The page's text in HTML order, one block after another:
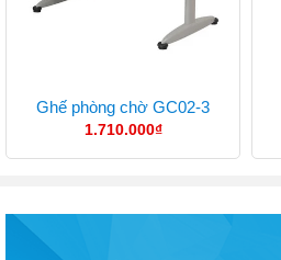
Ghế phòng chờ GC02-3
1.710.000₫